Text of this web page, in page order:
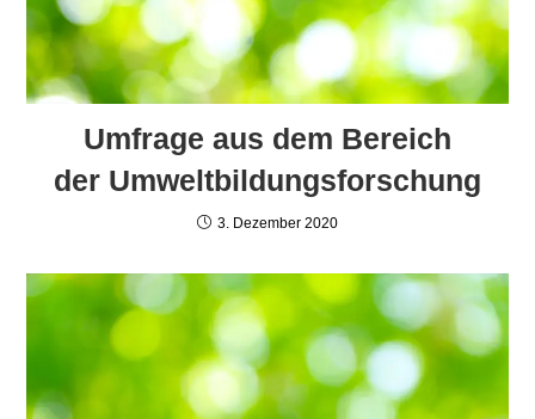
Umfrage aus dem Bereich
der Umweltbildungsforschung
3. Dezember 2020